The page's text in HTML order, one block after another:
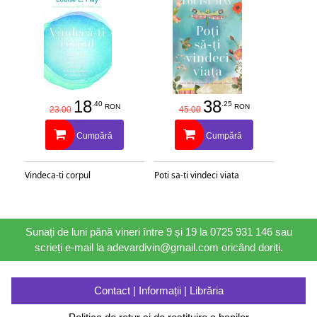
23.00 18.40 RON
Cumpără
Vindeca-ti corpul
45.00 38.25 RON
Cumpără
Poti sa-ti vindeci viata
Sunați de luni până vineri între 9 și 19 la 0725 931 146 sau
scrieți e-mail la adevardivin@gmail.com oricând doriți.
Contact | Informații | Librăria